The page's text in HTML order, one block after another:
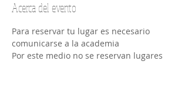
Acerca del evento
Para reservar tu lugar es necesario
comunicarse a la academia
Por este medio no se reservan lugares